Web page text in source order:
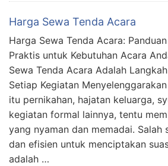
Harga Sewa Tenda Acara
Harga Sewa Tenda Acara:
Praktis untuk Kebutuhan Acara
Sewa Tenda Acara Adalah
Setiap Kegiatan
itu pernikahan, hajatan keluarga,
kegiatan formal lainnya, tentu
yang nyaman dan memadai. Salah
dan efisien untuk menciptakan
adalah …